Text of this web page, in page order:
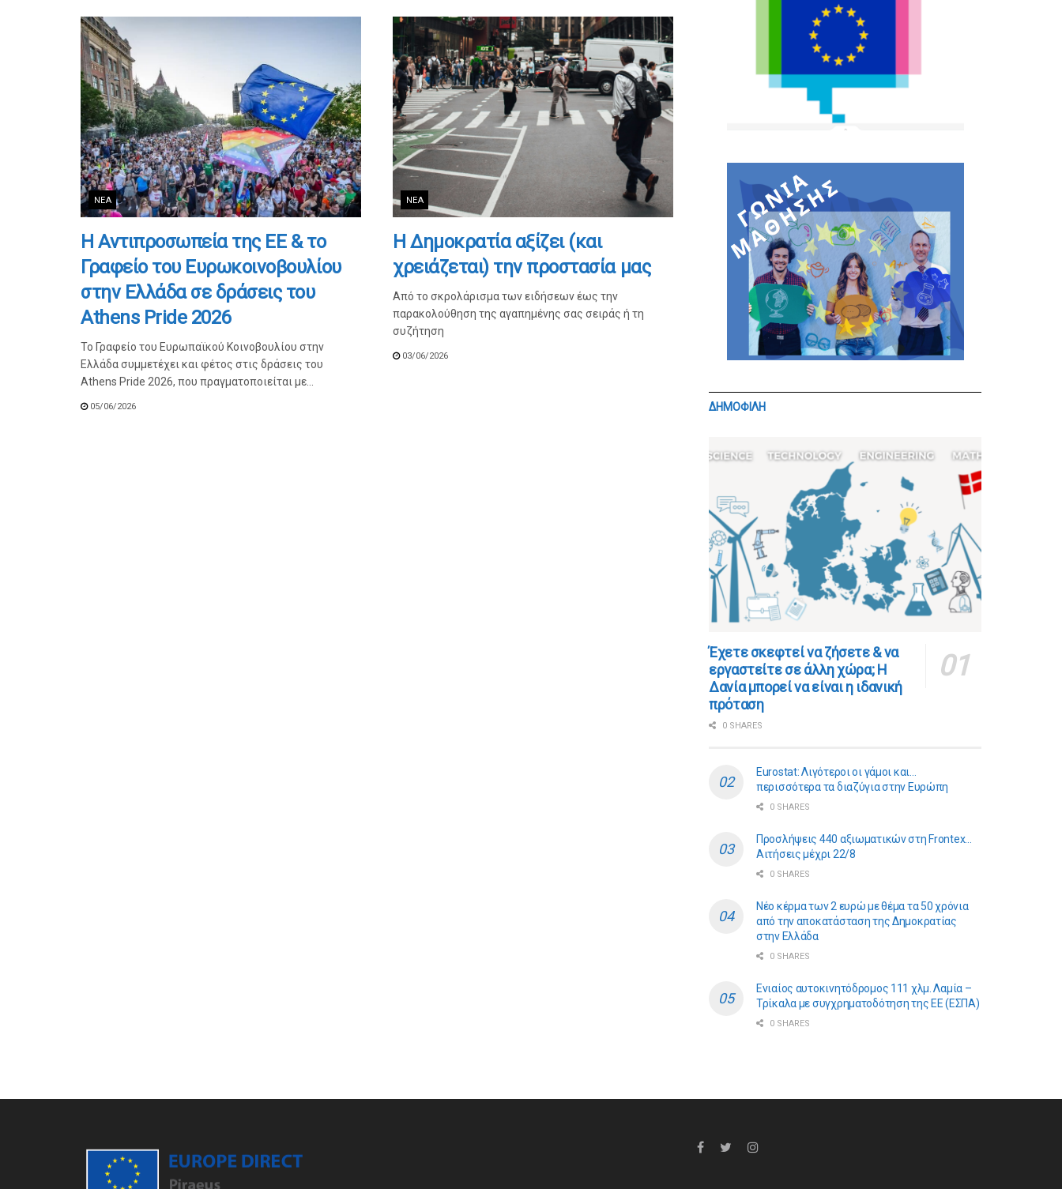
ΝΈΑ
Η Αντιπροσωπεία της ΕΕ & το
Γραφείο του Ευρωκοινοβουλίου
στην Ελλάδα σε δράσεις του
Athens Pride 2026
Το Γραφείο του Ευρωπαϊκού Κοινοβουλίου στην
Ελλάδα συμμετέχει και φέτος στις δράσεις του
Athens Pride 2026, που πραγματοποιείται με...
05/06/2026
ΝΈΑ
Η Δημοκρατία αξίζει (και
χρειάζεται) την προστασία μας
Από το σκρολάρισμα των ειδήσεων έως την
παρακολούθηση της αγαπημένης σας σειράς ή τη
συζήτηση
03/06/2026
ΔΗΜΟΦΙΛΗ
​​Έχετε σκεφτεί να ζήσετε & να
εργαστείτε σε άλλη χώρα; Η
Δανία μπορεί να είναι η ιδανική
πρόταση
0 SHARES
Eurostat: Λιγότεροι οι γάμοι και…
περισσότερα τα διαζύγια στην Ευρώπη
0 SHARES
Προσλήψεις 440 αξιωματικών στη Frontex…
Αιτήσεις μέχρι 22/8
0 SHARES
Νέο κέρμα των 2 ευρώ με θέμα τα 50 χρόνια
από την αποκατάσταση της Δημοκρατίας
στην Ελλάδα
0 SHARES
Ενιαίος αυτοκινητόδρομος 111 χλμ. Λαμία –
Τρίκαλα με συγχρηματοδότηση της ΕE (ΕΣΠΑ)
0 SHARES